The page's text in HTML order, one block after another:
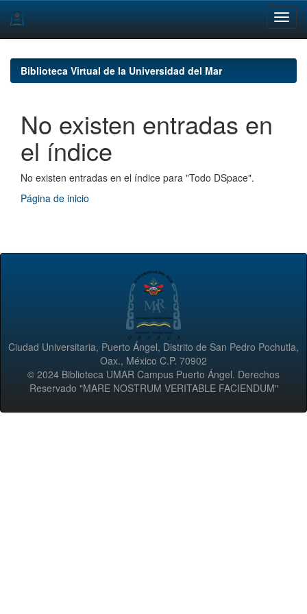
navigationBiblioteca Virtual de la Universidad del Mar
No existen entradas en
el índice
No existen entradas en el índice para "Todo DSpace".
Página de inicio
Ciudad Universitaria, Puerto Ángel, Distrito de San Pedro Pochutla,
Oax., México C.P. 70902
© 2024 Biblioteca UMAR Campus Puerto Ángel. Derechos
Reservado "MARE NOSTRUM VERITABLE FACIENDUM"